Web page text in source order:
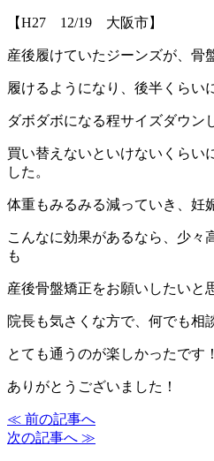
【H27 12/19 大阪市】
産後履けていたジーンズが、骨
履けるようになり、後半くらい
ダボダボになる程サイズダウン
買い替えないといけないくらい
した。
体重もみるみる減っていき、妊
こんなに効果があるなら、少々
も
産後骨盤矯正をお願いしたいと
院長も気さくな方で、何でも相
とても通うのが楽しかったです！
ありがとうございました！
≪ 前の記事へ
次の記事へ ≫